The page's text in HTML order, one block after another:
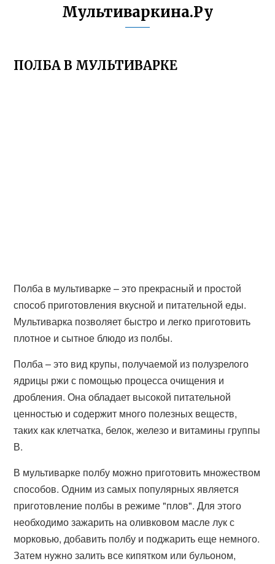
Мультиваркина.Ру
ПОЛБА В МУЛЬТИВАРКЕ
Полба в мультиварке – это прекрасный и простой
способ приготовления вкусной и питательной еды.
Мультиварка позволяет быстро и легко приготовить
плотное и сытное блюдо из полбы.
Полба – это вид крупы, получаемой из полузрелого
ядрицы ржи с помощью процесса очищения и
дробления. Она обладает высокой питательной
ценностью и содержит много полезных веществ,
таких как клетчатка, белок, железо и витамины группы
В.
В мультиварке полбу можно приготовить множеством
способов. Одним из самых популярных является
приготовление полбы в режиме "плов". Для этого
необходимо зажарить на оливковом масле лук с
морковью, добавить полбу и поджарить еще немного.
Затем нужно залить все кипятком или бульоном,